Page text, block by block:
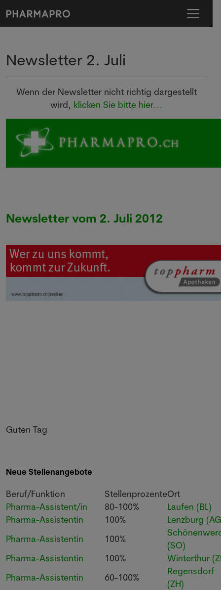
Newsletter 2. Juli
Wenn der Newsletter nicht richtig dargestellt
wird, klicken Sie bitte hier...
Newsletter vom 2. Juli 2012
Guten Tag
Neue Stellenangebote
Beruf/Funktion StellenprozenteOrt
Pharma-Assistent/in
80-100%
Laufen (BL)
Pharma-Assistentin
100%
Lenzburg
Pharma-Assistentin
100%
(SO)
Pharma-Assistentin
100%
Winterthur
Pharma-Assistentin
60-100%
Regensdorf
(ZH)